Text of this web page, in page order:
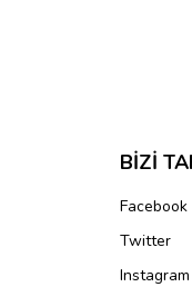
BİZİ
Facebook
Twitter
Instagram